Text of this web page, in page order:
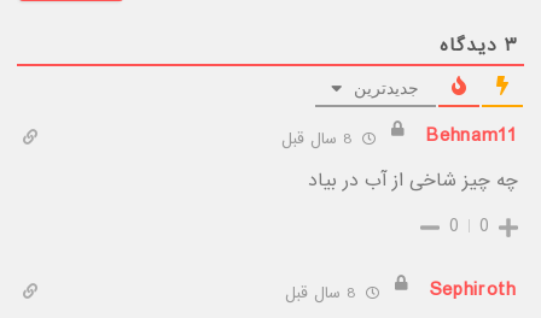
۳ دیدگاه
جدیدترین
Behnam11
چه چیز شاخی از آب در بیاد
0
0
Sephiroth 8 سال قبل